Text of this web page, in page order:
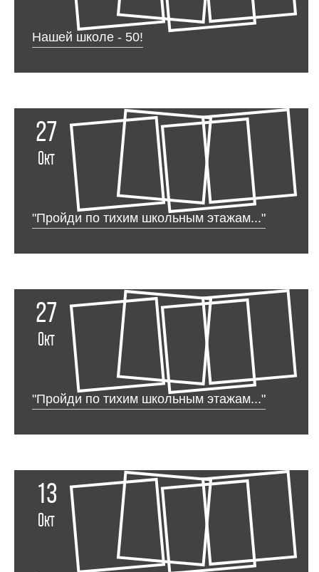
Нашей школе - 50!
27
Окт
"Пройди по тихим школьным этажам..."
27
Окт
"Пройди по тихим школьным этажам..."
13
Окт